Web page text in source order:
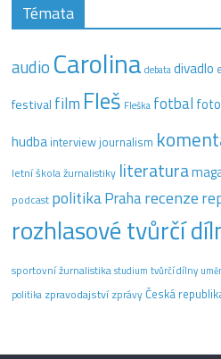
Témata
audio Carolina debata divadlo
festival film Fleš Fleška fotbal foto
hudba interview journalism
letní škola žurnalistiky literatura
podcast politikaPraharecenze
rozhlasové tvůrčí
sportovní žurnalistika studium tvůrčí dílny
politika zpravodajstvízprávyČeská